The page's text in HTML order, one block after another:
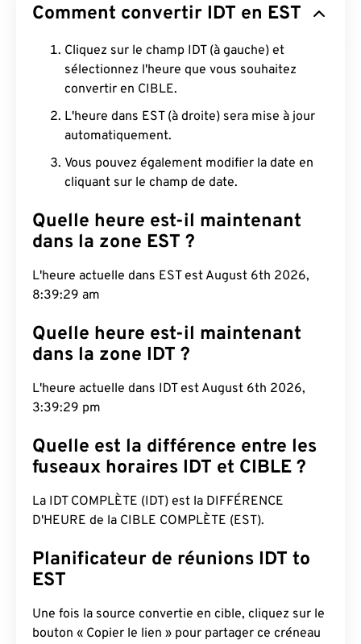
Comment convertir IDT en EST
Cliquez sur le champ IDT (à gauche) et
sélectionnez l'heure que vous souhaitez
convertir en CIBLE.
L'heure dans EST (à droite) sera mise à jour
automatiquement.
Vous pouvez également modifier la date en
cliquant sur le champ de date.
Quelle heure est-il maintenant
dans la zone EST ?
L'heure actuelle dans EST est August 6th 2026,
8:39:30 am
Quelle heure est-il maintenant
dans la zone IDT ?
L'heure actuelle dans IDT est August 6th 2026,
3:39:30 pm
Quelle est la différence entre les
fuseaux horaires IDT et CIBLE ?
La IDT COMPLÈTE (IDT) est la DIFFÉRENCE
D'HEURE de la CIBLE COMPLÈTE (EST).
Planificateur de réunions IDT to
EST
Une fois la source convertie en cible, cliquez sur le
bouton « Copier le lien » pour partager ce créneau